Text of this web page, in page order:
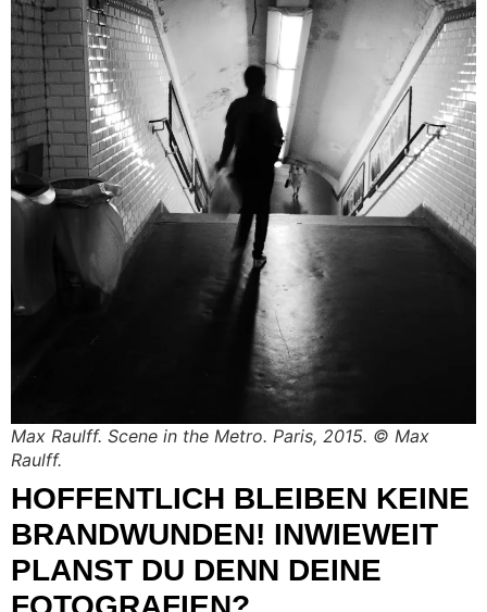
Max Raulff. Scene in the Metro. Paris, 2015. © Max
Raulff.
HOFFENTLICH BLEIBEN KEINE
BRANDWUNDEN! INWIEWEIT
PLANST DU DENN DEINE